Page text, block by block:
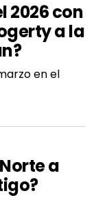
2026 con
a la
en el
a